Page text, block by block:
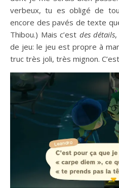
verbeux, tu es obligé de
encore des pavés de texte
Thibou.) Mais c’est des détails
de jeu: le jeu est propre à
truc très joli, très mignon.